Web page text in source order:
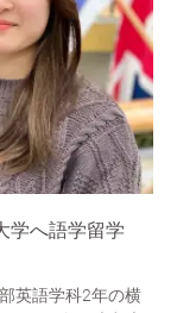
学へ語学留学
英語学科2年の横